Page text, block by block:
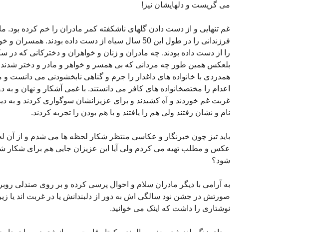
می گریست و دلهایشان نیز!
غم تنهایی و از دست دادن گلهای ناشکفته کمر مادران را خم کرده بود.
فرزندانی را در طول این 50 سال سیاه از دست داده بودند.
را از دست داده بودند. چه مادران و زنان و خواهران و دخترکانی که
بلعکس همین طور چه مردانی که بی همسر و خواهر و مادر و دختر
همدردی با خانواده های داغدار را جرم و گناهی نابخشودنی می دانست
اعدام را مختصخانواده های کافر می دانستند. با غمی آشکار و نهان و به
غربت غم خوردند و آه کشیدند و برای عزیزانشان سوگواری کردند و به
نام و نشان رفتند ولی هم را یافتند و با هم بودن را تجربه کردند.
باید تیز چون خبرنگار و عکاسی منتظر شکار لحظه ها می شدم و از آن
عکس و مطلب تهیه می کردم ولی آیا این عزیزان جایی هم برای شکار
شود؟
به آرامی با دیگر مادران سلام و احوال پرسی کرده و بر روی صندلی
صورتش در جشن نود سالگی اش به دور از دلبندانش یا در غربت اند یا
نوشتاری را داشت که اینک می خوانید.